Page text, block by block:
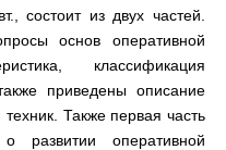
состоит из двух частей.
основ оперативной
классификация
приведены описание
Также первая часть
развитии оперативной